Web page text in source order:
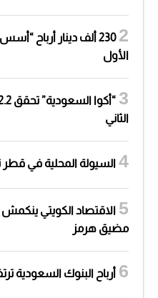
230 ألف دينار أرباح
الأول
الثاني
السيولة المحلية في قطر ترتفع 9.86%
مضيق هرمز
أرباح البنوك السعودية ترتفع 7.9% خلال